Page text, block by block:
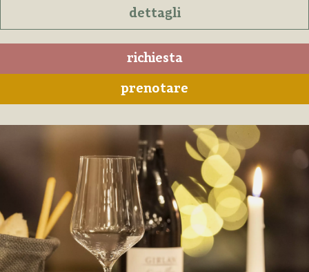
dettagli
richiesta
prenotare